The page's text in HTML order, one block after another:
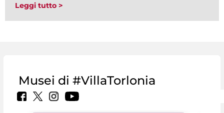
Leggi tutto >
Musei di #VillaTorlonia